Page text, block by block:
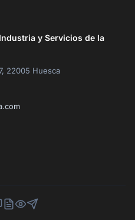
y Servicios de la
22005 Huesca
Denuncias
de Sugerencias
Perfil Contratante
Ley de Transparencia
Contacta con nosotros